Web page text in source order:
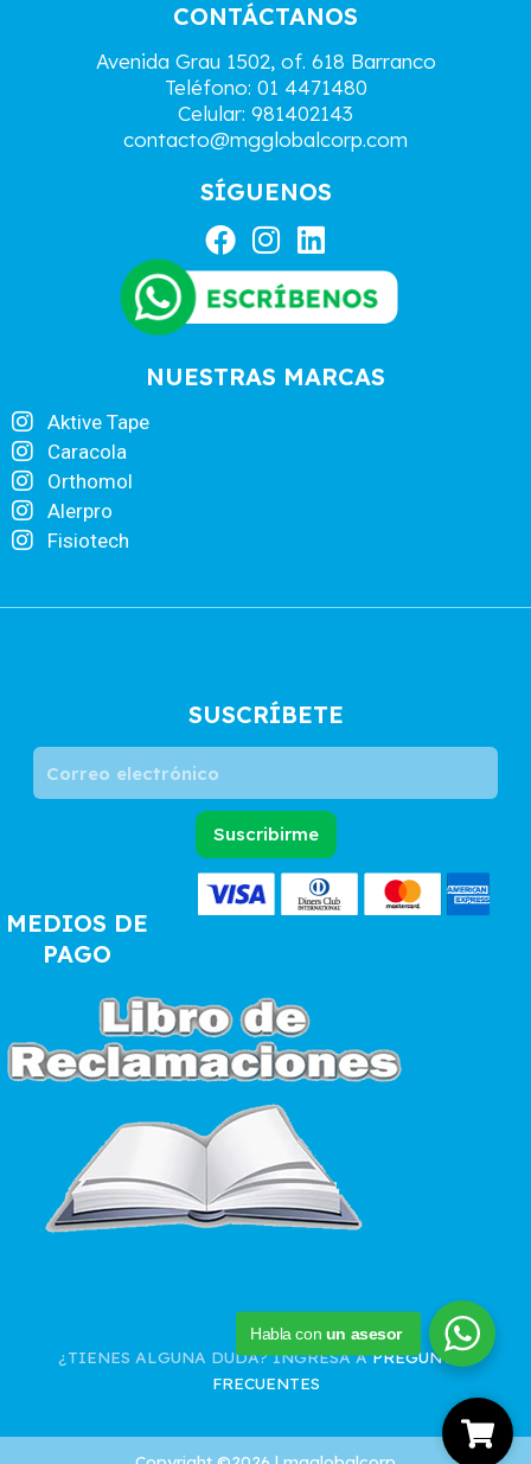
CONTÁCTANOS
Avenida Grau 1502, of. 618 Barranco
Teléfono: 01 4471480
Celular: 981402143
contacto@mgglobalcorp.com
SÍGUENOS
F
a
c
e
b
o
I
n
s
t
a
g
L
i
n
k
e
d
NUESTRAS MARCAS
Aktive Tape
Caracola
Orthomol
Alerpro
Fisiotech
SUSCRÍBETE
Correo
electrónico
Suscribirme
MEDIOS DE
PAGO
¿TIENES ALGUNA DUDA? INGRESA APREGUNTAS
FRECUENTES
Habla con un asesor